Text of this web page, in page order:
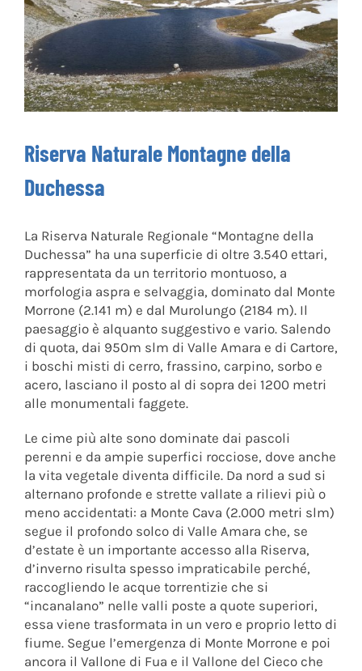
Riserva Naturale Montagne della
Duchessa
La Riserva Naturale Regionale “Montagne della
Duchessa” ha una superficie di oltre 3.540 ettari,
rappresentata da un territorio montuoso, a
morfologia aspra e selvaggia, dominato dal Monte
Morrone (2.141 m) e dal Murolungo (2184 m). Il
paesaggio è alquanto suggestivo e vario. Salendo
di quota, dai 950m slm di Valle Amara e di Cartore,
i boschi misti di cerro, frassino, carpino, sorbo e
acero, lasciano il posto al di sopra dei 1200 metri
alle monumentali faggete.
Le cime più alte sono dominate dai pascoli
perenni e da ampie superfici rocciose, dove anche
la vita vegetale diventa difficile. Da nord a sud si
alternano profonde e strette vallate a rilievi più o
meno accidentati: a Monte Cava (2.000 metri slm)
segue il profondo solco di Valle Amara che, se
d’estate è un importante accesso alla Riserva,
d’inverno risulta spesso impraticabile perché,
raccogliendo le acque torrentizie che si
“incanalano” nelle valli poste a quote superiori,
essa viene trasformata in un vero e proprio letto di
fiume. Segue l’emergenza di Monte Morrone e poi
ancora il Vallone di Fua e il Vallone del Cieco che